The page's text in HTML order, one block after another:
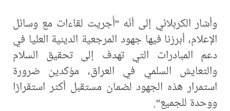
وأشار الكربلائي إلى أنّه "أُجريت لقاءات مع وسائل
الإعلام، أبرزنا فيها جهود المرجعية الدينية العليا في
دعم المبادرات التي تهدف إلى تحقيق السلام
والتعايش السلمي في العراق، مؤكدين ضرورة
استمرار هذه الجهود لضمان مستقبل أكثر استقرارًا
ووحدة للجميع".